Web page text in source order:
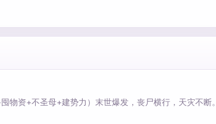
物资+不圣母+建势力）末世爆发，丧尸横行，天灾不断。